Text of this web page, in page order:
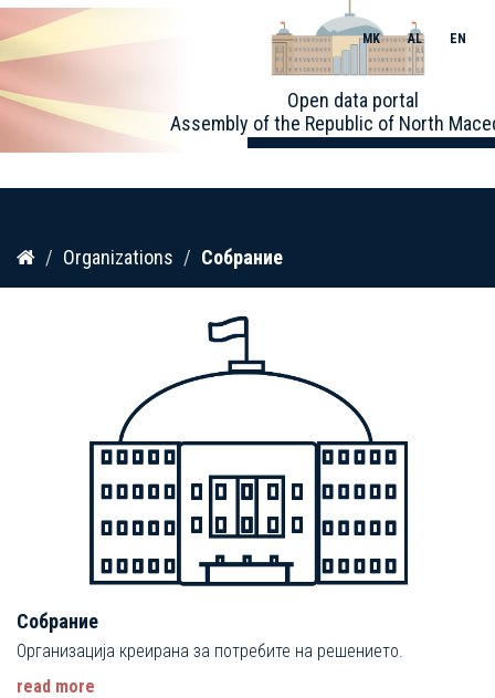
Skip
content
Open data portal
Assembly of the Republic of North
MK AL EN
Organizations Собрание
Собрание
Организација креирана за потребите на решението.
read more